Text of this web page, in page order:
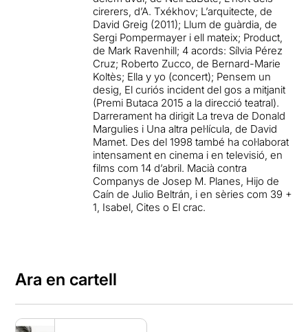
cirerers, d’A. Txékhov; L’arquitecte, de
David Greig (2011); Llum de guàrdia, de
Sergi Pompermayer i ell mateix; Product,
de Mark Ravenhill; 4 acords: Sílvia Pérez
Cruz; Roberto Zucco, de Bernard-Marie
Koltès; Ella y yo (concert); Pensem un
desig, El curiós incident del gos a mitjanit
(Premi Butaca 2015 a la direcció teatral).
Darrerament ha dirigit La treva de Donald
Margulies i Una altra pel·lícula, de David
Mamet. Des del 1998 també ha col·laborat
intensament en cinema i en televisió, en
films com 14 d’abril. Macià contra
Companys de Josep M. Planes, Hijo de
Caín de Julio Beltrán, i en sèries com 39 +
1, Isabel, Cites o El crac.
Ara en cartell